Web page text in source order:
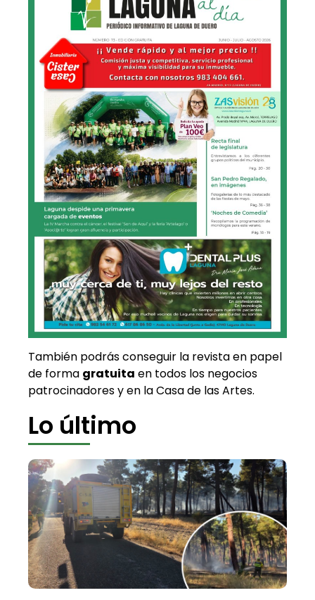
También podrás conseguir la revista en papel
de forma gratuita en todos los negocios
patrocinadores y en la Casa de las Artes.
Lo último